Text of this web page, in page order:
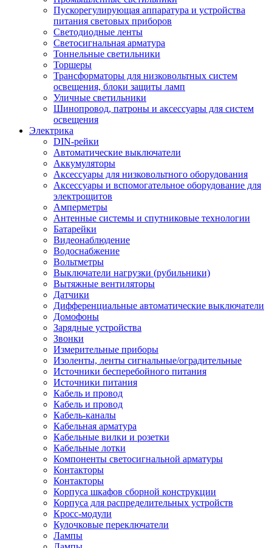
Пускорегулирующая аппаратура и устройства
питания световых приборов
Светодиодные ленты
Светосигнальная арматура
Тоннельные светильники
Торшеры
Трансформаторы для низковольтных систем
освещения, блоки защиты ламп
Уличные светильники
Шинопровод, патроны и аксессуары для систем
освещения
Электрика
DIN-рейки
Автоматические выключатели
Аккумуляторы
Аксессуары для низковольтного оборудования
Аксессуары и вспомогательное оборудование для
электрощитов
Амперметры
Антенные системы и спутниковые технологии
Батарейки
Видеонаблюдение
Водоснабжение
Вольтметры
Выключатели нагрузки (рубильники)
Вытяжные вентиляторы
Датчики
Дифференциальные автоматические выключатели
Домофоны
Зарядные устройства
Звонки
Измерительные приборы
Изоленты, ленты сигнальные/оградительные
Источники бесперебойного питания
Источники питания
Кабель и провод
Кабель и провод
Кабель-каналы
Кабельная арматура
Кабельные вилки и розетки
Кабельные лотки
Компоненты светосигнальной арматуры
Контакторы
Контакторы
Корпуса шкафов сборной конструкции
Корпуса для распределительных устройств
Кросс-модули
Кулочковые переключатели
Лампы